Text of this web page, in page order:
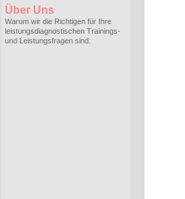
Über Uns
Warum wir die Richtigen für Ihre
leistungsdiagnostischen Trainings-
und Leistungsfragen sind.